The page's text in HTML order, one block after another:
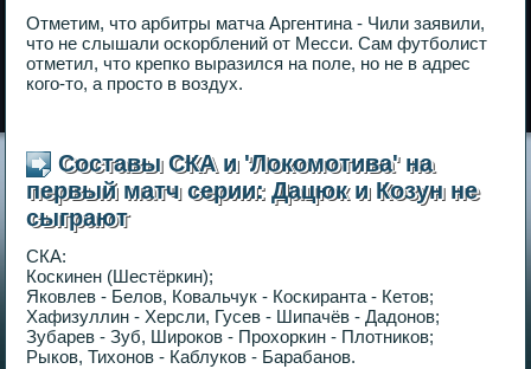
Отметим, что арбитры матча Аргентина - Чили заявили,
что не слышали оскорблений от Месси. Сам футболист
отметил, что крепко выразился на поле, но не в адрес
кого-то, а просто в воздух.
Составы СКА и 'Локомотива' на
первый матч серии: Дацюк и Козун не
сыграют
СКА:
Коскинен (Шестёркин);
Яковлев - Белов, Ковальчук - Коскиранта - Кетов;
Хафизуллин - Херсли, Гусев - Шипачёв - Дадонов;
Зубарев - Зуб, Широков - Прохоркин - Плотников;
Рыков, Тихонов - Каблуков - Барабанов.